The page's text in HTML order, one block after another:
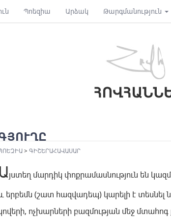
Պոեզիա Արձակ Թարգմանություն
> ԳԻՇԵՐԱՀԱՎԱՍԱՐ
յստեղ մարդիկ փոքրամասնություն են
երբեմն (շատ հազվադեպ) կարելի է տեսնել
ոչխարների բազմության մեջ մտահոգ